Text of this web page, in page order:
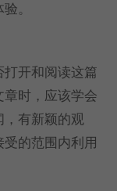
。
开和阅读这篇
时，应该学会
，有新颖的观
的范围内利用